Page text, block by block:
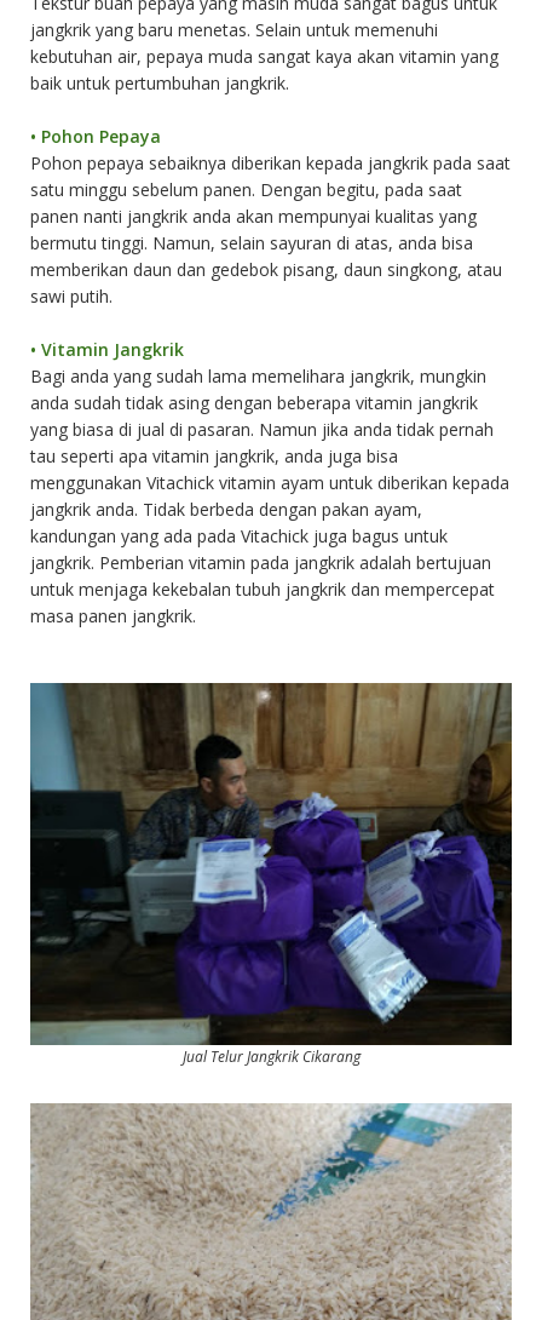
jangkrik yang baru menetas. Selain untuk memenuhi
kebutuhan air, pepaya muda sangat kaya akan vitamin yang
baik untuk pertumbuhan jangkrik.
• Pohon Pepaya
Pohon pepaya sebaiknya diberikan kepada jangkrik pada saat
satu minggu sebelum panen. Dengan begitu, pada saat
panen nanti jangkrik anda akan mempunyai kualitas yang
bermutu tinggi. Namun, selain sayuran di atas, anda bisa
memberikan daun dan gedebok pisang, daun singkong, atau
sawi putih.
• Vitamin Jangkrik
Bagi anda yang sudah lama memelihara jangkrik, mungkin
anda sudah tidak asing dengan beberapa vitamin jangkrik
yang biasa di jual di pasaran. Namun jika anda tidak pernah
tau seperti apa vitamin jangkrik, anda juga bisa
menggunakan Vitachick vitamin ayam untuk diberikan kepada
jangkrik anda. Tidak berbeda dengan pakan ayam,
kandungan yang ada pada Vitachick juga bagus untuk
jangkrik. Pemberian vitamin pada jangkrik adalah bertujuan
untuk menjaga kekebalan tubuh jangkrik dan mempercepat
masa panen jangkrik.
Jual Telur Jangkrik Cikarang